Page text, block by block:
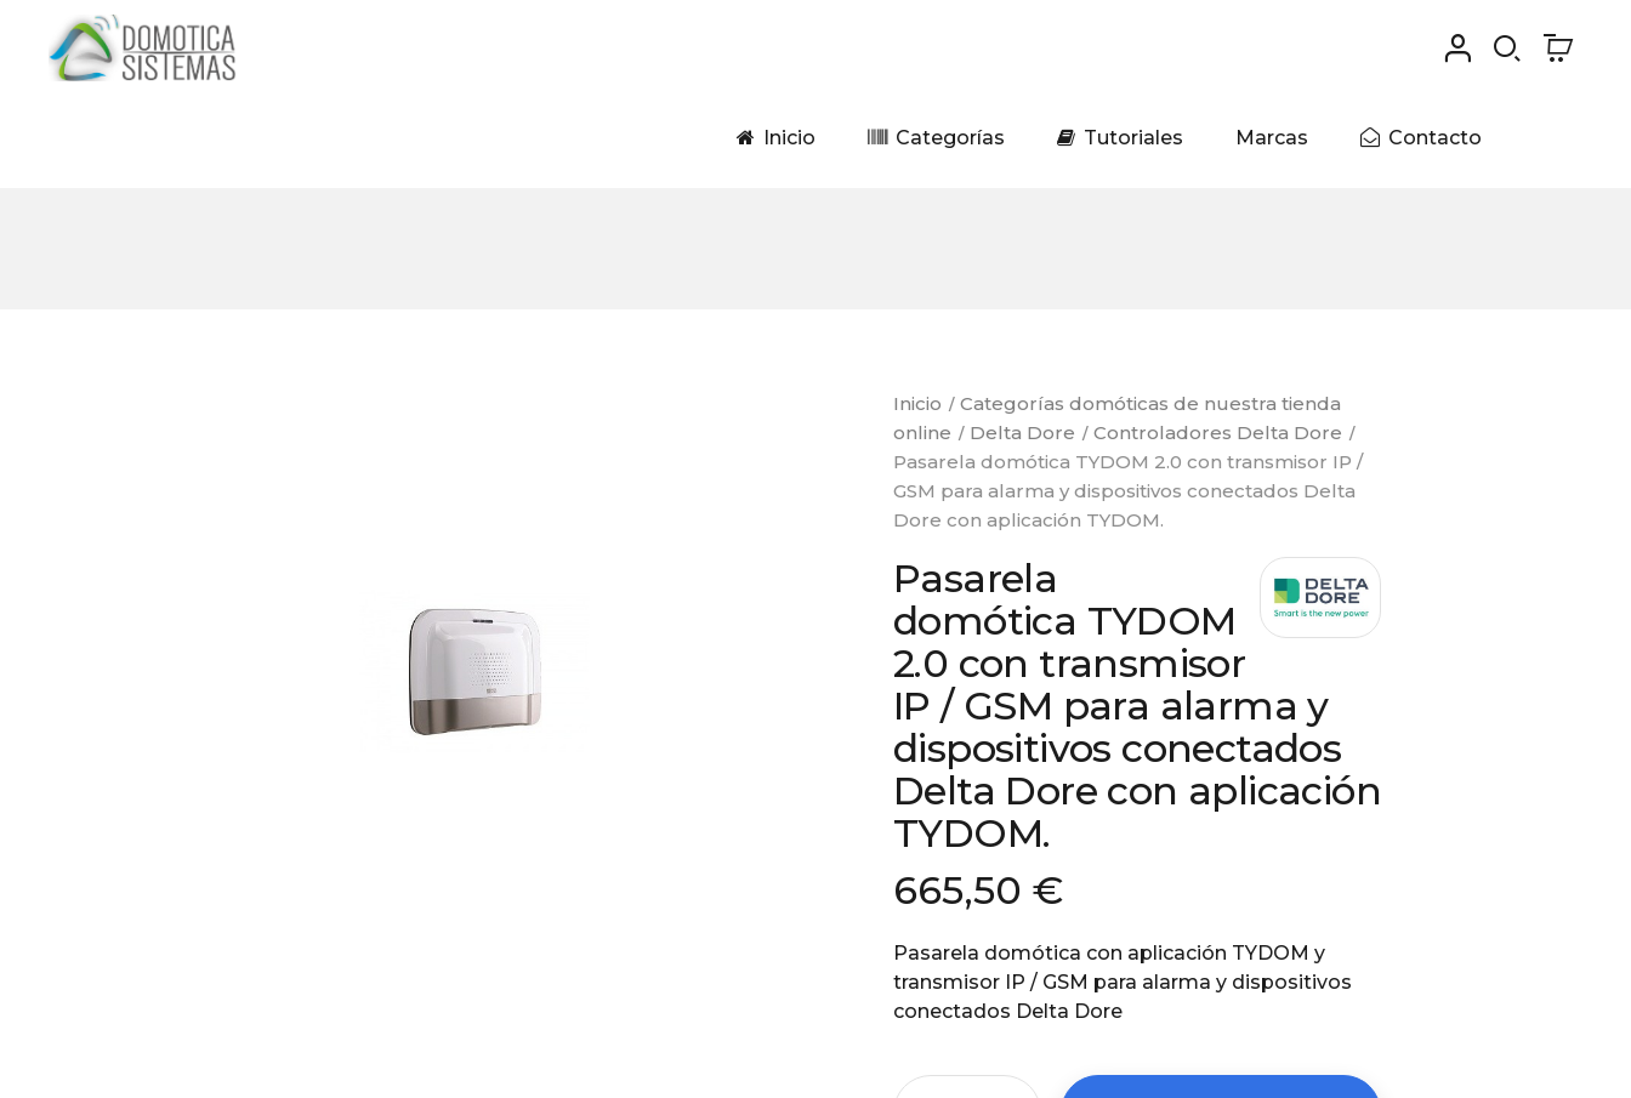
Inicio Categorías Tutoriales Marcas Contacto
Inicio
Categorías domóticas de nuestra tienda
online
Delta Dore
Controladores Delta Dore
Pasarela domótica TYDOM 2.0 con transmisor IP /
GSM para alarma y dispositivos conectados Delta
Dore con aplicación TYDOM.
Pasarela
domótica TYDOM
2.0 con transmisor
IP / GSM para alarma y
dispositivos conectados
Delta Dore con aplicación
TYDOM.
665,50 €
Pasarela domótica con aplicación TYDOM y
transmisor IP / GSM para alarma y dispositivos
conectados Delta Dore